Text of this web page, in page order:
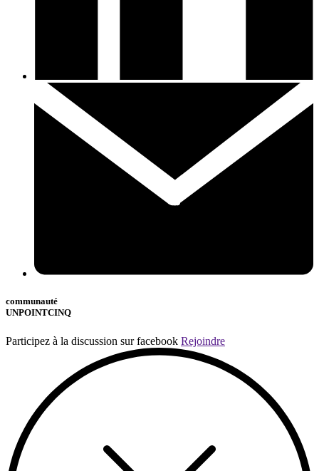
communauté
UNPOINTCINQ
Participez à la discussion sur facebook Rejoindre